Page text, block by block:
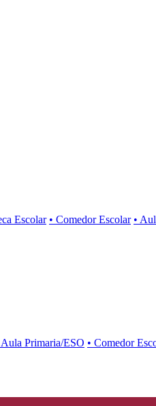
Escolar • Comedor Escolar •
Aula Primaria/ESO • Comedor